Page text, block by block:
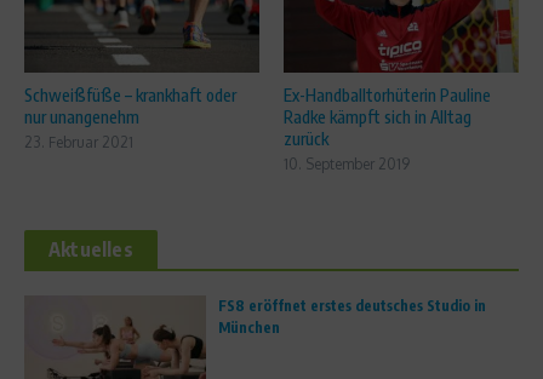
Schweißfüße – krankhaft oder
nur unangenehm
23. Februar 2021
Ex-Handballtorhüterin Pauline
Radke kämpft sich in Alltag
zurück
10. September 2019
Aktuelles
FS8 eröffnet erstes deutsches Studio in
München